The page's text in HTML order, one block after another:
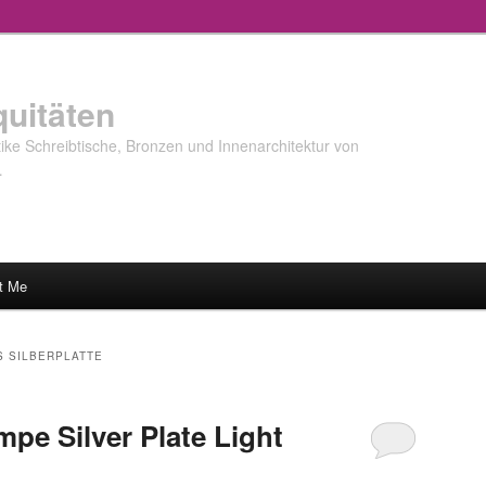
Schreibtische, Bronzen und Innenarchitektur von
Me
SILBERPLATTE
Silver Plate Light